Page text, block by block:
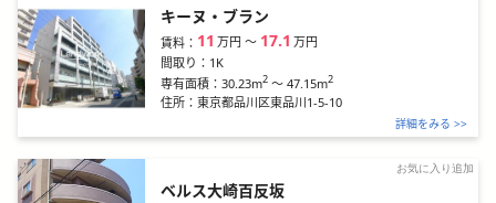
キーヌ・ブラン
賃料： 11 万円〜 17.1 万円
間取り： 1K
専有面積：30.23m2 ～ 47.15m2
住所：東京都品川区東品川1-5-10
詳細をみる >>
お気に入り追加
ベルス大崎百反坂